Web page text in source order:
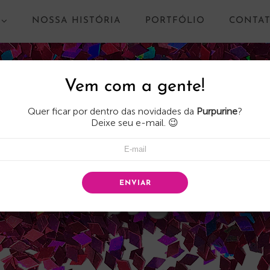
NOSSA HISTÓRIA PORTFÓLIO
Vem com a gente!
Quer ficar por dentro das novidades da Purpurine?
Deixe seu e-mail. 😉
ENVIAR